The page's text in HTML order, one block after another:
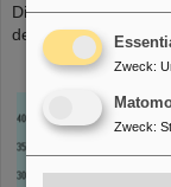
Die
derartiger
Zweck:
Zweck: